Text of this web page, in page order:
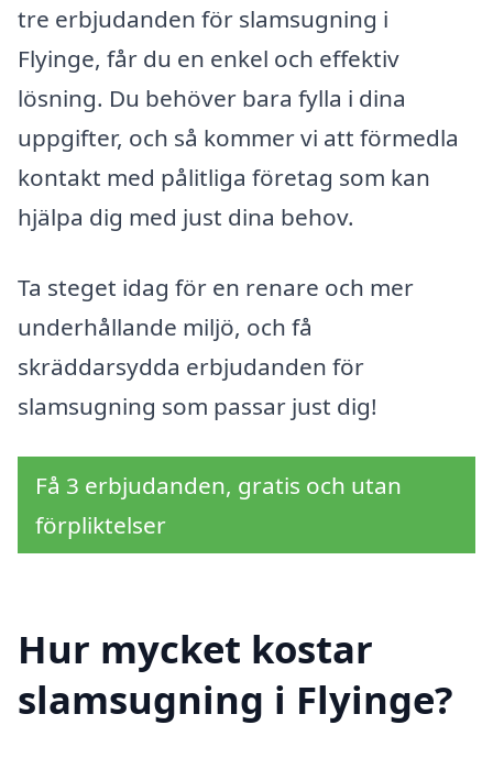
tre erbjudanden för slamsugning i
Flyinge, får du en enkel och effektiv
lösning. Du behöver bara fylla i dina
uppgifter, och så kommer vi att förmedla
kontakt med pålitliga företag som kan
hjälpa dig med just dina behov.
Ta steget idag för en renare och mer
underhållande miljö, och få
skräddarsydda erbjudanden för
slamsugning som passar just dig!
Få 3 erbjudanden, gratis och utan
förpliktelser
Hur mycket kostar
slamsugning i Flyinge?